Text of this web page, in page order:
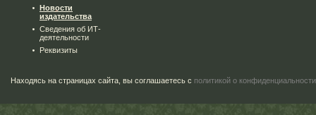
Новости
издательства
Сведения об ИТ-
деятельности
Реквизиты
Находясь на страницах сайта, вы соглашаетесь с политикой о конфиденциальности